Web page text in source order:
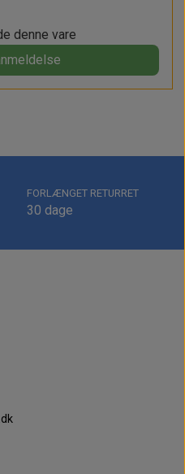
denne vare
FORLÆNGET RETURRET
30 dage